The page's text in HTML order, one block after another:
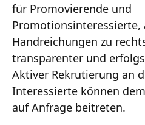
für Promovierende und
Promotionsinteressierte,
Handreichungen zu
transparenter und
Aktiver Rekrutierung an
Interessierte können
auf Anfrage beitreten.